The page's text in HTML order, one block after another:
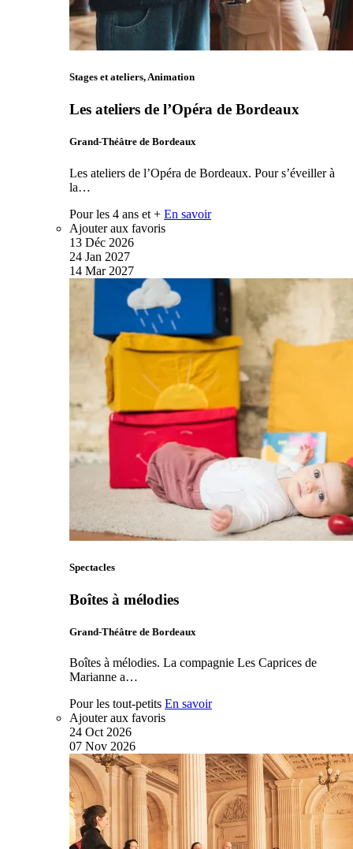
Stages et ateliers, Animation
Les ateliers de l’Opéra de Bordeaux
Grand-Théâtre de Bordeaux
Les ateliers de l’Opéra de Bordeaux. Pour s’éveiller à
la…
Pour les 4 ans et + En savoir
Ajouter aux favoris
13 Déc 2026
24 Jan 2027
14 Mar 2027
Spectacles
Boîtes à mélodies
Grand-Théâtre de Bordeaux
Boîtes à mélodies. La compagnie Les Caprices de
Marianne a…
Pour les tout-petits En savoir
Ajouter aux favoris
24 Oct 2026
07 Nov 2026